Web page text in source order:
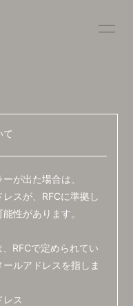
て
が出た場合は、
スが、RFCに準拠し
性があります。
RFCで定められてい
ルアドレスを指しま
ス